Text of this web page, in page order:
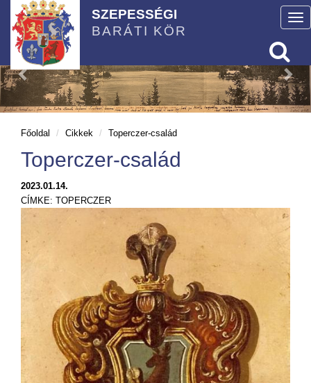
SZEPESSÉGI
BARÁTI KÖR
Főoldal Cikkek Toperczer-család
Toperczer-család
2023.01.14.
CÍMKE: TOPERCZER